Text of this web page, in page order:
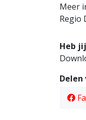
Meer
Regio
Heb
Delen